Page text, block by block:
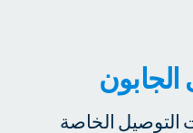
التوصيل الخاصة